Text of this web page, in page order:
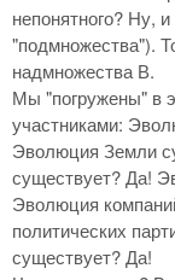
непонятного? Ну,
"подмножества").
надмножества В.
Мы "погружены" в
участниками:
Эволюция Земли
существует? Да!
Эволюция
политических
существует? Да!